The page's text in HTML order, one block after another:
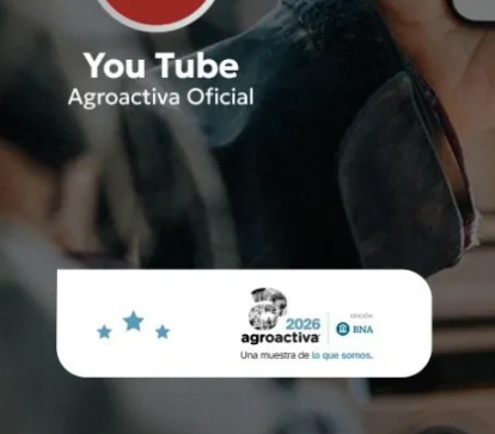
Suscribite al Newsletter